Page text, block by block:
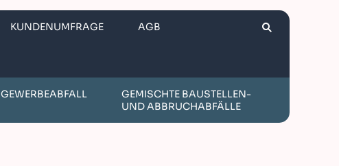
KUNDENUMFRAGE AGB
GEWERBEABFALL
GEMISCHTE BAUSTELLEN-
UND ABBRUCHABFÄLLE